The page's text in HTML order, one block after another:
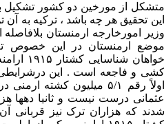
متشکل از مورخین دو کشور تشکیل
این تحقیق هر چه باشد ، ترکیه به آن
وزیر امورخارجه ارمنستان بلافاصله
موضع ارمنستان در این خصوص
خواهان
کشی و فاجعه است . این
اولاً رقم ۵/۱ میلیون کشته
عثمانی درست نیست و ثانیا دهها
شدند که هزاران ترک نیز قربانی